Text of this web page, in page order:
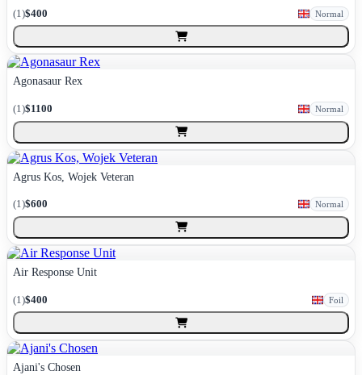
(1)$400 Normal
Agonasaur Rex
(1)$1100 Normal
Agrus Kos, Wojek Veteran
(1)$600 Normal
Air Response Unit
(1)$400 Foil
Ajani's Chosen